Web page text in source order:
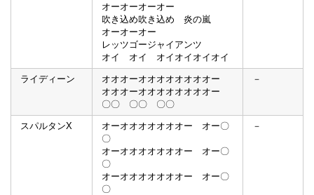
オーオーオーオー
吹き込め吹き込め 炎の嵐
オーオーオー
レッツゴージャイアンツ
オイ オイ オイオイオイオイ
ライディーン
オオオーオオオオオオオオー
オオオーオオオオオオオオー
〇〇 〇〇 〇〇
－
スパルタンX
オーオオオオオオオー オー〇
〇
オーオオオオオオオー オー〇
〇
オーオオオオオオオー オー〇
〇
－